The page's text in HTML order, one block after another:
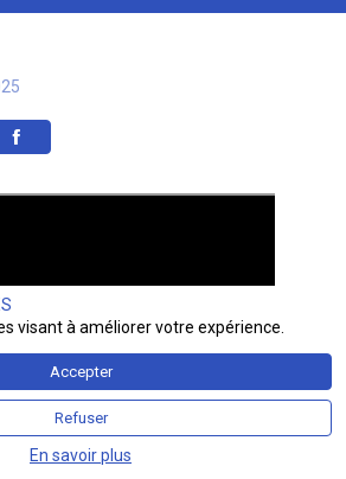
visant à améliorer votre expérience.
Accepter
Refuser
En savoir plus